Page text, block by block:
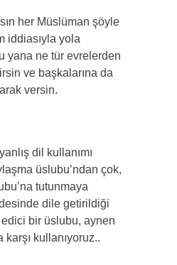
her Müslüman şöyle
iddiasıyla yola
yana ne tür evrelerden
ve başkalarına da
versin.
dil kullanımı
üslubu’ndan çok,
tutunmaya
dile getirildiği
bir üslubu, aynen
karşı kullanıyoruz..